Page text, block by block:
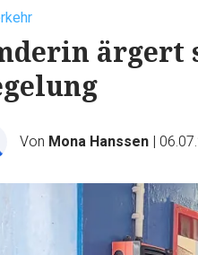
ärgert
Von Mona Hanssen |